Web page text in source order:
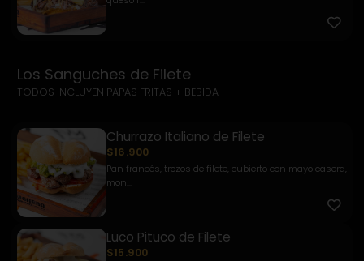
Los Sanguches de Filete
TODOS INCLUYEN PAPAS FRITAS + BEBIDA
Churrazo Italiano de Filete
$16.900
Pan francés, trozos de filete, cubierto con mayo casera,
mon...
Luco Pituco de Filete
$15.900